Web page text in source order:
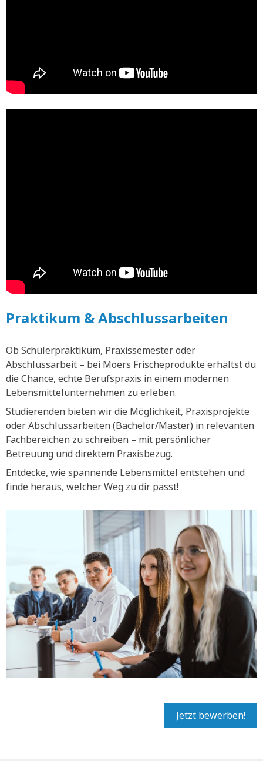
Praktikum & Abschlussarbeiten
Ob Schülerpraktikum, Praxissemester oder
Abschlussarbeit – bei Moers Frischeprodukte erhältst du
die Chance, echte Berufspraxis in einem modernen
Lebensmittelunternehmen zu erleben.
Studierenden bieten wir die Möglichkeit, Praxisprojekte
oder Abschlussarbeiten (Bachelor/Master) in relevanten
Fachbereichen zu schreiben – mit persönlicher
Betreuung und direktem Praxisbezug.
Entdecke, wie spannende Lebensmittel entstehen und
finde heraus, welcher Weg zu dir passt!
Jetzt bewerben!